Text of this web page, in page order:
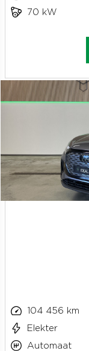
70 kW
104 456 km
Elekter
Automaat